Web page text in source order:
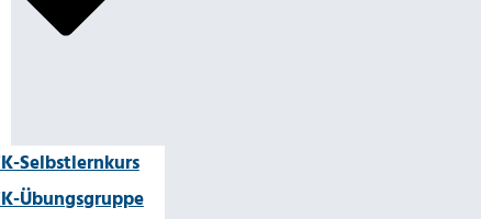
Selbstlernkurs
Übungsgruppe